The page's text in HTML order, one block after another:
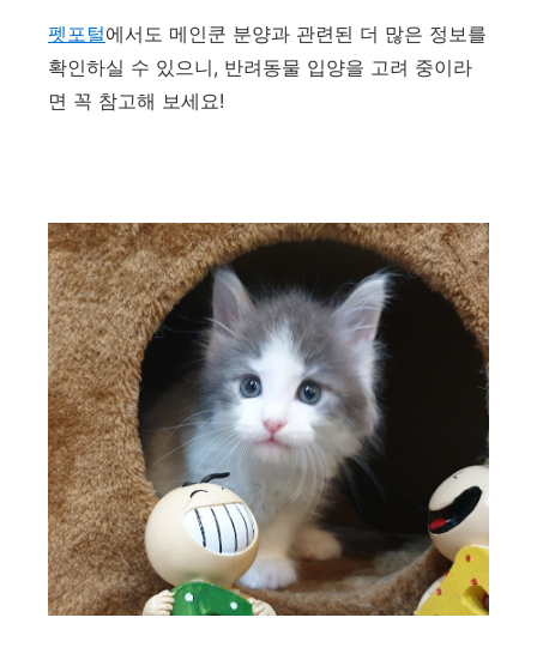
펫포털에서도 메인쿤 분양과 관련된 더 많은 정보를
확인하실 수 있으니, 반려동물 입양을 고려 중이라
면 꼭 참고해 보세요!